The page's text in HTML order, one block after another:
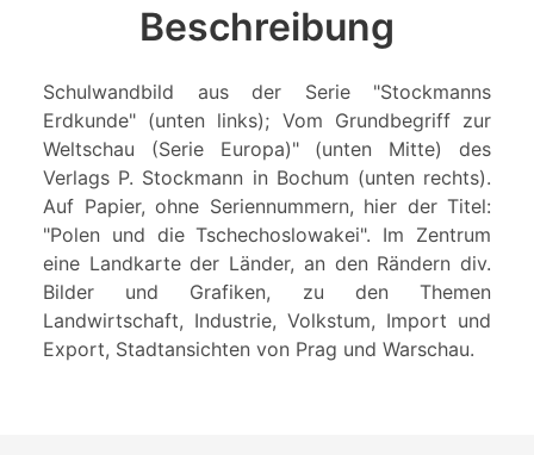
Beschreibung
Schulwandbild aus der Serie "Stockmanns
Erdkunde" (unten links); Vom Grundbegriff zur
Weltschau (Serie Europa)" (unten Mitte) des
Verlags P. Stockmann in Bochum (unten rechts).
Auf Papier, ohne Seriennummern, hier der Titel:
"Polen und die Tschechoslowakei". Im Zentrum
eine Landkarte der Länder, an den Rändern div.
Bilder und Grafiken, zu den Themen
Landwirtschaft, Industrie, Volkstum, Import und
Export, Stadtansichten von Prag und Warschau.